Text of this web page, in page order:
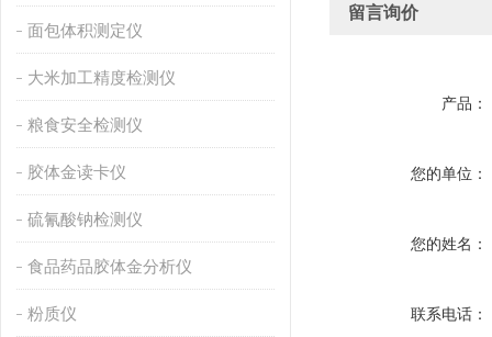
面包体积测定仪
大米加工精度检测仪
粮食安全检测仪
胶体金读卡仪
硫氰酸钠检测仪
食品药品胶体金分析仪
粉质仪
留言询价
产品：
您的单位：
您的姓名：
联系电话：